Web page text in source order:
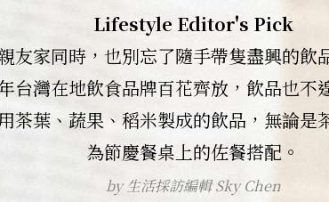
Lifestyle Editor's Pick
友家同時，也別忘了隨手帶隻盡興的飲
台灣在地飲食品牌百花齊放，飲品也不
茶葉、蔬果、稻米製成的飲品，無論是
為節慶餐桌上的佐餐搭配。
by 生活採訪編輯 Sky Chen